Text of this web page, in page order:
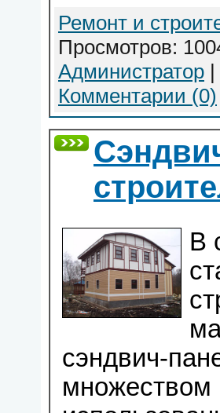
Ремонт и
Просмотров:
Администратор
Комментарии (0)
В
сэндвич-